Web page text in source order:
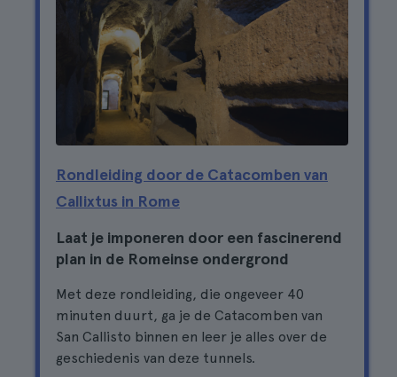
Rondleiding door de Catacomben van
Callixtus in Rome
Laat je imponeren door een fascinerend
plan in de Romeinse ondergrond
Met deze rondleiding, die ongeveer 40
minuten duurt, ga je de Catacomben van
San Callisto binnen en leer je alles over de
geschiedenis van deze tunnels.